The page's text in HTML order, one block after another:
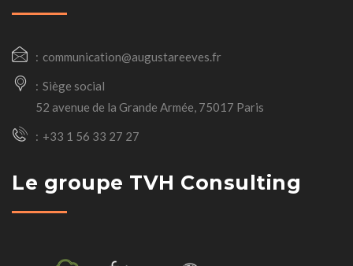
communication@augustareeves.fr
Siège social
52 avenue de la Grande Armée, 75017 Paris
+33 1 56 33 27 27
Le groupe TVH Consulting